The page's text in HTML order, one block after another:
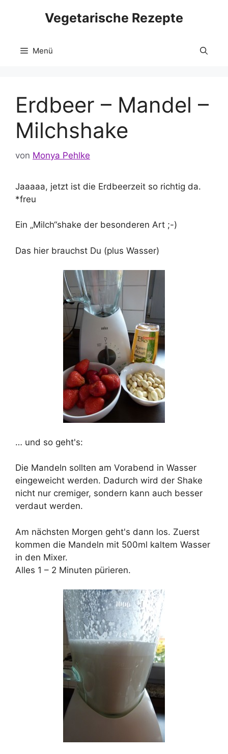
Vegetarische Rezepte
Menü
Erdbeer – Mandel –
Milchshake
von Monya Pehlke
Jaaaaa, jetzt ist die Erdbeerzeit so richtig da.
*freu
Ein „Milch“shake der besonderen Art ;-)
Das hier brauchst Du (plus Wasser)
… und so geht's:
Die Mandeln sollten am Vorabend in Wasser
eingeweicht werden. Dadurch wird der Shake
nicht nur cremiger, sondern kann auch besser
verdaut werden.
Am nächsten Morgen geht's dann los. Zuerst
kommen die Mandeln mit 500ml kaltem Wasser
in den Mixer.
Alles 1 – 2 Minuten pürieren.